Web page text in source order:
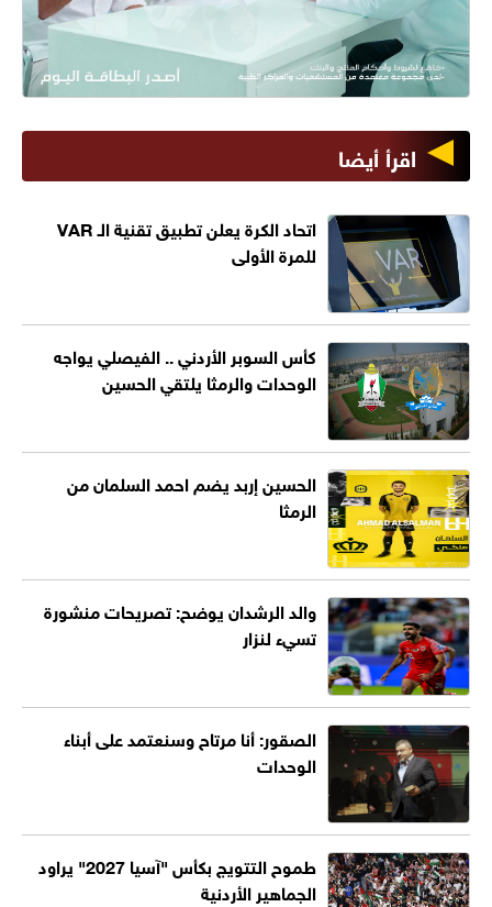
اقرأ أيضا
اتحاد الكرة يعلن تطبيق تقنية الـ VAR
للمرة الأولى
كأس السوبر الأردني .. الفيصلي يواجه
الوحدات والرمثا يلتقي الحسين
الحسين إربد يضم احمد السلمان من
الرمثا
والد الرشدان يوضح: تصريحات منشورة
تسيء لنزار
الصقور: أنا مرتاح وسنعتمد على أبناء
الوحدات
طموح التتويج بكأس "آسيا 2027" يراود
الجماهير الأردنية